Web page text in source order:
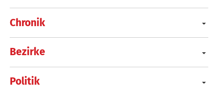
Chronik
Bezirke
Politik